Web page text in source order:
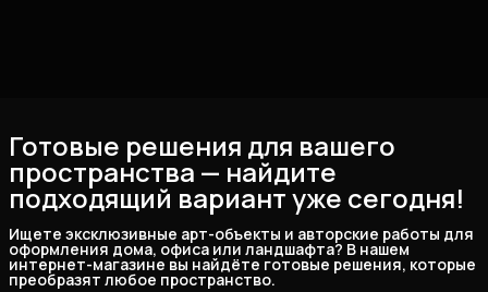
Готовые решения для вашего
пространства — найдите
подходящий вариант уже сегодня!
Ищете эксклюзивные арт-объекты и авторские работы для
оформления дома, офиса или ландшафта? В нашем
интернет-магазине вы найдёте готовые решения, которые
преобразят любое пространство.